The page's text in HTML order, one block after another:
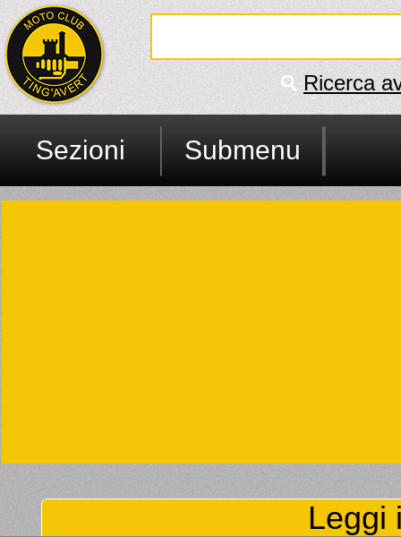
Ricerca
Sezioni Submenu
Leggi